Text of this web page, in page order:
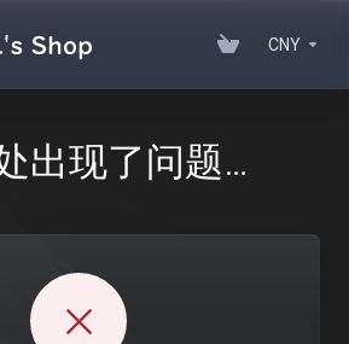
CNY
出现了问题…